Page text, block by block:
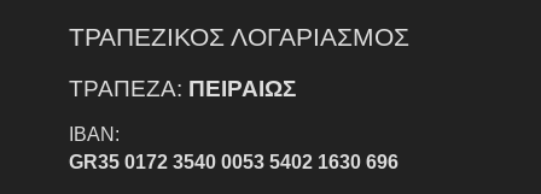
ΤΡΑΠΕΖΙΚΟΣ ΛΟΓΑΡΙΑΣΜΟΣ
ΤΡΑΠΕΖΑ: ΠΕΙΡΑΙΩΣ
IBAN:
GR35 0172 3540 0053 5402 1630 696